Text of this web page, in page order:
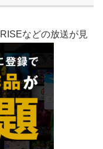
などの放送が見